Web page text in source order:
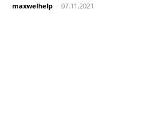
maxwelhelp - 07.11.2021